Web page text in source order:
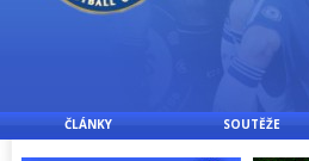
ČLÁNKY SOUTĚŽE